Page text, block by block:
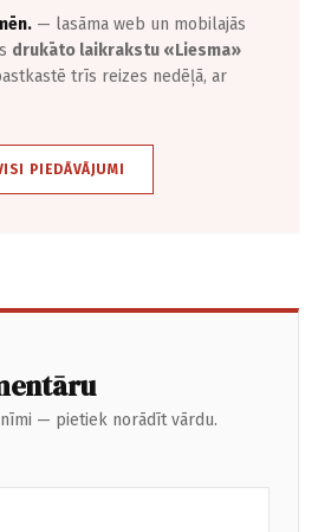
— lasāma web un mobilajās
drukāto laikrakstu «Liesma»
trīs reizes nedēļā, ar
PIEDĀVĀJUMI
— pietiek norādīt vārdu.